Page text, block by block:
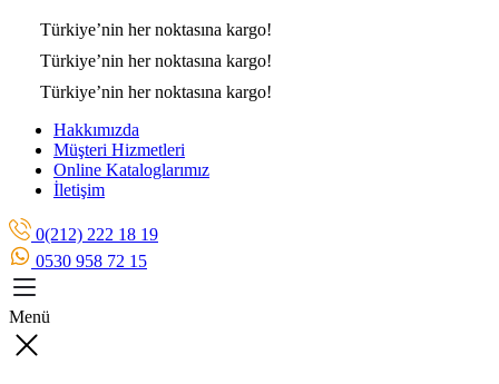
Türkiye’nin her noktasına kargo!
Türkiye’nin her noktasına kargo!
Türkiye’nin her noktasına kargo!
Hakkımızda
Müşteri Hizmetleri
Online Kataloglarımız
İletişim
0(212) 222 18 19
0530 958 72 15
Menü